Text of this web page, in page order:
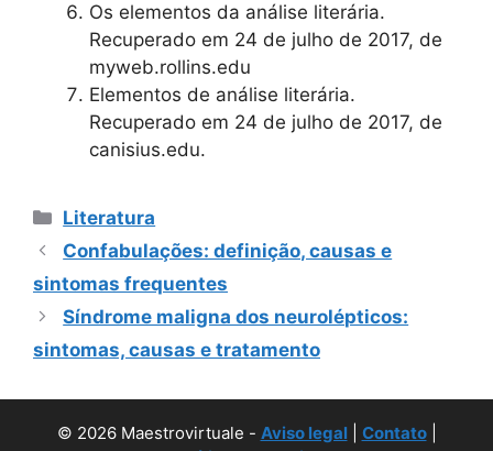
Os elementos da análise literária.
Recuperado em 24 de julho de 2017, de
myweb.rollins.edu
Elementos de análise literária.
Recuperado em 24 de julho de 2017, de
canisius.edu.
Categorias
Literatura
Confabulações: definição, causas e
sintomas frequentes
Síndrome maligna dos neurolépticos:
sintomas, causas e tratamento
© 2026 Maestrovirtuale - Aviso legal| Contato|